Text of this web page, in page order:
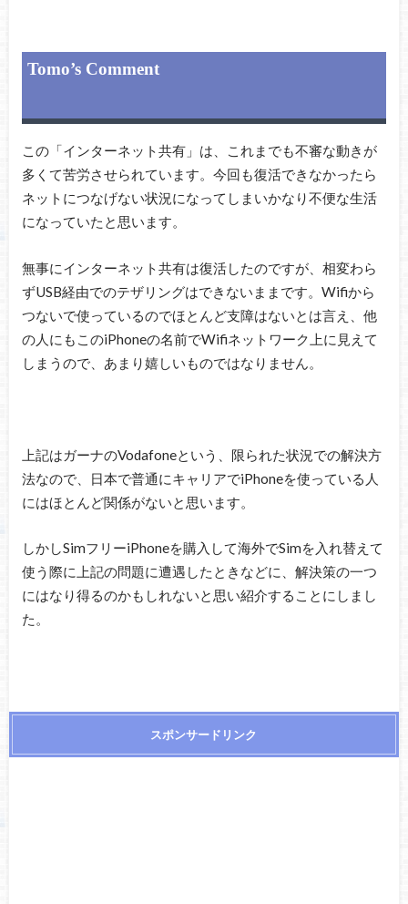
Tomo’s Comment
この「インターネット共有」は、これまでも不審な動きが
多くて苦労させられています。今回も復活できなかったら
ネットにつなげない状況になってしまいかなり不便な生活
になっていたと思います。
無事にインターネット共有は復活したのですが、相変わら
ずUSB経由でのテザリングはできないままです。Wifiから
つないで使っているのでほとんど支障はないとは言え、他
の人にもこのiPhoneの名前でWifiネットワーク上に見えて
しまうので、あまり嬉しいものではなりません。
上記はガーナのVodafoneという、限られた状況での解決方
法なので、日本で普通にキャリアでiPhoneを使っている人
にはほとんど関係がないと思います。
しかしSimフリーiPhoneを購入して海外でSimを入れ替えて
使う際に上記の問題に遭遇したときなどに、解決策の一つ
にはなり得るのかもしれないと思い紹介することにしまし
た。
スポンサードリンク